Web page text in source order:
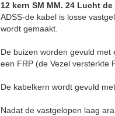
12 kern SM MM. 24 Lucht
ADSS-de kabel is losse
wordt gemaakt.
De buizen worden gevuld
een FRP (de Vezel versterkte
De kabelkern wordt gevuld
Nadat de vastgelopen laag